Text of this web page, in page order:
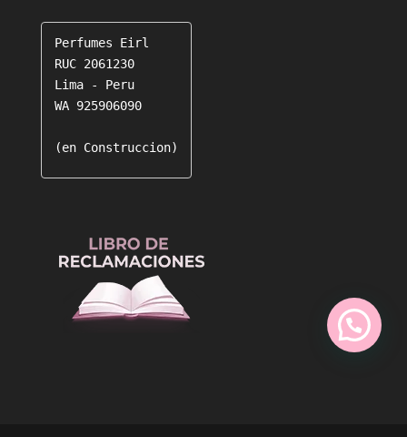
Perfumes Eirl
RUC 2061230
Lima - Peru
WA 925906090
(en Construccion)